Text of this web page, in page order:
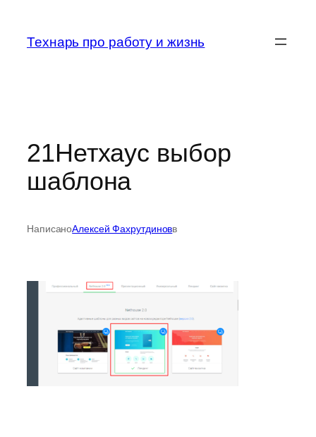
содержимому
Технарь про работу и жизнь
21Нетхаус выбор
шаблона
НаписаноАлексей Фахрутдиновв